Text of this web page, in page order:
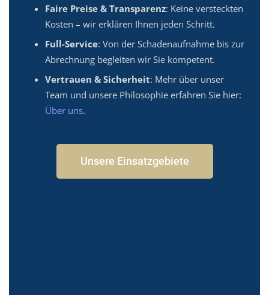
Faire Preise & Transparenz: Keine versteckten
Kosten – wir erklären Ihnen jeden Schritt.
Full-Service: Von der Schadenaufnahme bis zur
Abrechnung begleiten wir Sie kompetent.
Vertrauen & Sicherheit: Mehr über unser
Team und unsere Philosophie erfahren Sie hier:
Über uns.
Unsere Einsatzgebiete